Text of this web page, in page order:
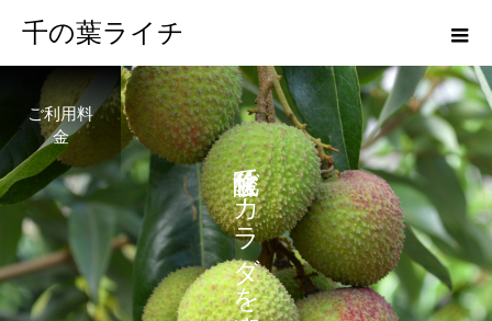
千の葉ライチ
ご利用料
金
で
カ
ラ
ダ
を
す